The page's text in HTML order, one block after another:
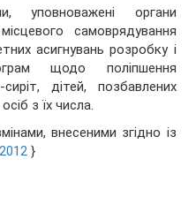
уповноважені органи
самоврядування
асигнувань розробку і
щодо поліпшення
дітей, позбавлених
з їх числа.
внесеними згідно із
}